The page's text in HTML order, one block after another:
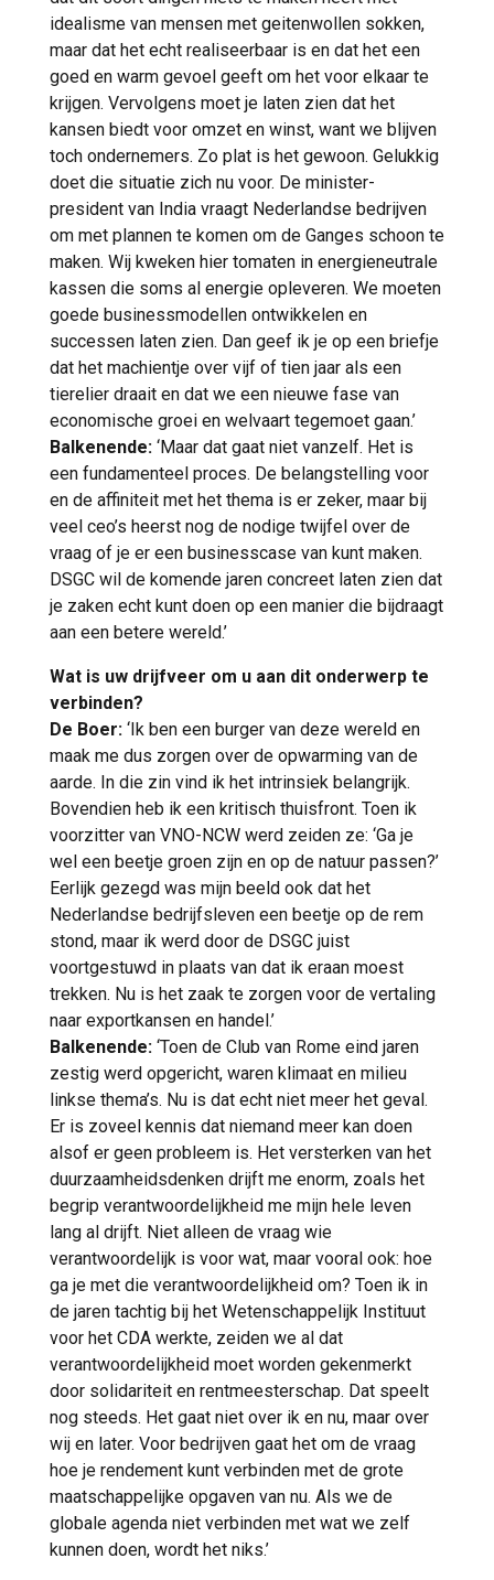
idealisme van mensen met geitenwollen sokken,
maar dat het echt realiseerbaar is en dat het een
goed en warm gevoel geeft om het voor elkaar te
krijgen. Vervolgens moet je laten zien dat het
kansen biedt voor omzet en winst, want we blijven
toch ondernemers. Zo plat is het gewoon. Gelukkig
doet die situatie zich nu voor. De minister-
president van India vraagt Nederlandse bedrijven
om met plannen te komen om de Ganges schoon te
maken. Wij kweken hier tomaten in energieneutrale
kassen die soms al energie opleveren. We moeten
goede businessmodellen ontwikkelen en
successen laten zien. Dan geef ik je op een briefje
dat het machientje over vijf of tien jaar als een
tierelier draait en dat we een nieuwe fase van
economische groei en welvaart tegemoet gaan.’
Balkenende: ‘Maar dat gaat niet vanzelf. Het is
een fundamenteel proces. De belangstelling voor
en de affiniteit met het thema is er zeker, maar bij
veel ceo’s heerst nog de nodige twijfel over de
vraag of je er een businesscase van kunt maken.
DSGC wil de komende jaren concreet laten zien dat
je zaken echt kunt doen op een manier die bijdraagt
aan een betere wereld.’
Wat is uw drijfveer om u aan dit onderwerp te
verbinden?
De Boer: ‘Ik ben een burger van deze wereld en
maak me dus zorgen over de opwarming van de
aarde. In die zin vind ik het intrinsiek belangrijk.
Bovendien heb ik een kritisch thuisfront. Toen ik
voorzitter van VNO-NCW werd zeiden ze: ‘Ga je
wel een beetje groen zijn en op de natuur passen?’
Eerlijk gezegd was mijn beeld ook dat het
Nederlandse bedrijfsleven een beetje op de rem
stond, maar ik werd door de DSGC juist
voortgestuwd in plaats van dat ik eraan moest
trekken. Nu is het zaak te zorgen voor de vertaling
naar exportkansen en handel.’
Balkenende: ‘Toen de Club van Rome eind jaren
zestig werd opgericht, waren klimaat en milieu
linkse thema’s. Nu is dat echt niet meer het geval.
Er is zoveel kennis dat niemand meer kan doen
alsof er geen probleem is. Het versterken van het
duurzaamheidsdenken drijft me enorm, zoals het
begrip verantwoordelijkheid me mijn hele leven
lang al drijft. Niet alleen de vraag wie
verantwoordelijk is voor wat, maar vooral ook: hoe
ga je met die verantwoordelijkheid om? Toen ik in
de jaren tachtig bij het Wetenschappelijk Instituut
voor het CDA werkte, zeiden we al dat
verantwoordelijkheid moet worden gekenmerkt
door solidariteit en rentmeesterschap. Dat speelt
nog steeds. Het gaat niet over ik en nu, maar over
wij en later. Voor bedrijven gaat het om de vraag
hoe je rendement kunt verbinden met de grote
maatschappelijke opgaven van nu. Als we de
globale agenda niet verbinden met wat we zelf
kunnen doen, wordt het niks.’